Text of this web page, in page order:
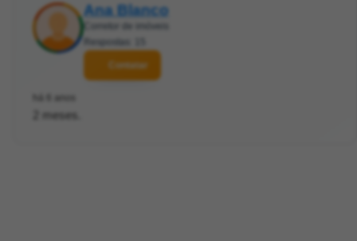
Ana Blanco
Corretor de imóveis
Respostas: 15
Contatar
há 6 anos
2 meses.